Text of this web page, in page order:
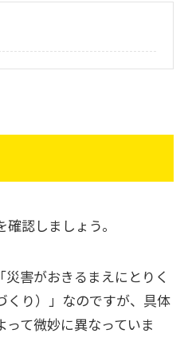
認しましょう。
害がおきるまえにとりく
くり）」なのですが、具体
て微妙に異なっていま